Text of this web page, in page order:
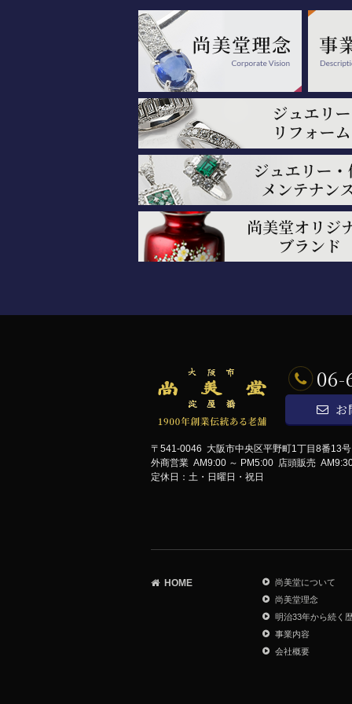
06-
お
〒541-0046 大阪市中央区平野町1丁目8番13
外商営業 AM9:00 ～ PM5:00 店頭販売
定休日：土・日曜日・祝日
HOME
尚美堂について
尚美堂理念
明治33年から続く
事業内容
会社概要